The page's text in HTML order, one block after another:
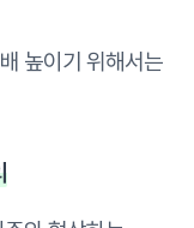
높이기 위해서는